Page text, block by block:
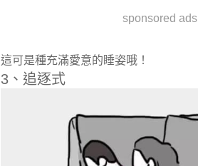
sponsored ads
這可是種充滿愛意的睡姿哦！
3、追逐式